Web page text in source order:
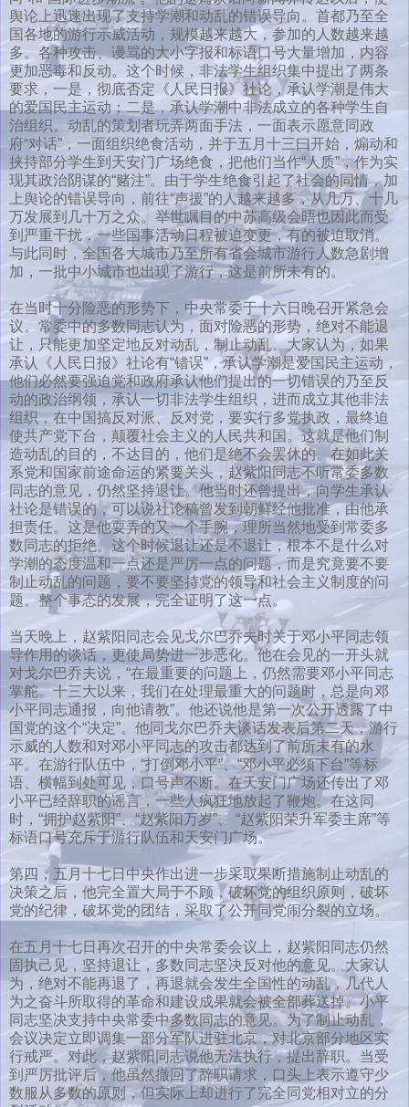
舆论上迅速出现了支持学潮和动乱的错误导向。首都乃至全
国各地的游行示威活动，规模越来越大，参加的人数越来越
多。各种攻击、谩骂的大小字报和标语口号大量增加，内容
更加恶毒和反动。这个时候，非法学生组织集中提出了两条
要求，一是，彻底否定《人民日报》社论，承认学潮是伟大
的爱国民主运动；二是，承认学潮中非法成立的各种学生自
治组织。动乱的策划者玩弄两面手法，一面表示愿意同政
府“对话”，一面组织绝食活动，并于五月十三曰开始，煽动和
挟持部分学生到天安门广场绝食，把他们当作“人质”，作为实
现其政治阴谋的“赌注”。由于学生绝食引起了社会的同情，加
上舆论的错误导向，前往“声援”的人越来越多，从几万、十几
万发展到几十万之众。举世瞩目的中苏高级会晤也因此而受
到严重干扰，一些国事活动日程被迫变更，有的被迫取消。
与此同时，全国各大城市乃至所有省会城市游行人数急剧增
加，一批中小城市也出现了游行，这是前所未有的。
在当时十分险恶的形势下，中央常委于十六日晚召开紧急会
议。常委中的多数同志认为，面对险恶的形势，绝对不能退
让，只能更加坚定地反对动乱，制止动乱。大家认为，如果
承认《人民日报》社论有“错误”，承认学潮是爱国民主运动，
他们必然要强迫党和政府承认他们提出的一切错误的乃至反
动的政治纲领，承认一切非法学生组织，进而成立其他非法
组织，在中国搞反对派、反对党，要实行多党执政，最终迫
使共产党下台，颠覆社会主义的人民共和国。这就是他们制
造动乱的目的，不达目的，他们是绝不会罢休的。在如此关
系党和国家前途命运的紧要关头，赵紫阳同志不听常委多数
同志的意见，仍然坚持退让。他当时还曾提出，向学生承认
社论是错误的，可以说社论稿曾发到朝鲜经他批准，由他承
担责任。这是他耍弄的又一个手腕，理所当然地受到常委多
数同志的拒绝。这个时候退让还是不退让，根本不是什么对
学潮的态度温和一点还是严厉一点的问题，而是究竟要不要
制止动乱的问题，要不要坚持党的领导和社会主义制度的问
题。整个事态的发展，完全证明了这一点。
当天晚上，赵紫阳同志会见戈尔巴乔夫时关于邓小平同志领
导作用的谈话，更使局势进一步恶化。他在会见的一开头就
对戈尔巴乔夫说，“在最重要的问题上，仍然需要邓小平同志
掌舵。十三大以来，我们在处理最重大的问题时，总是向邓
小平同志通报，向他请教”。他还说他是第一次公开透露了中
国党的这个“决定”。他同戈尔巴乔夫谈话发表后第二天，游行
示威的人数和对邓小平同志的攻击都达到了前所未有的水
平。在游行队伍中，“打倒邓小平”、“邓小平必须下台”等标
语、横幅到处可见，口号声不断。在天安门广场还传出了邓
小平已经辞职的谣言，一些人疯狂地放起了鞭炮。在这同
时，“拥护赵紫阳”、“赵紫阳万岁”、 “赵紫阳荣升军委主席”等
标语口号充斥于游行队伍和天安门广场。
第四，五月十七日中央作出进一步采取果断措施制止动乱的
决策之后，他完全置大局于不顾，破坏党的组织原则，破坏
党的纪律，破坏党的团结，采取了公开同党闹分裂的立场。
在五月十七日再次召开的中央常委会议上，赵紫阳同志仍然
固执己见，坚持退让，多数同志坚决反对他的意见。大家认
为，绝对不能再退了，再退就会发生全国性的动乱，几代人
为之奋斗所取得的革命和建设成果就会被全部葬送掉。小平
同志坚决支持中央常委中多数同志的意见。为了制止动乱，
会议决定立即调集一部分军队进驻北京，对北京部分地区实
行戒严。对此，赵紫阳同志说他无法执行，提出辞职。当受
到严厉批评后，他虽然撤回了辞职请求，口头上表示遵守少
数服从多数的原则，但实际上却进行了完全同党相对立的分